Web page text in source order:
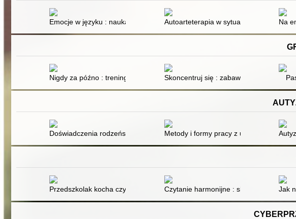
Emocje w języku : nauka rozpoznawania emocji i empatycznej komunikacji
Autoarteterapia w sytuacjach Na
Nigdy za późno : trening umysłu dla senioraSkoncentruj się : zabawowe formy
Doświadczenia rodzeństwa osób autystycznychMetody i formy pracy z uczniem
Przedszkolak kocha czytać : czytanie symultaniczneCzytanie harmonijne : skuteczna nauka
Jak